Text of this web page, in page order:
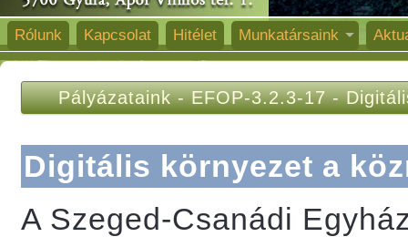
Rólunk Kapcsolat Hitélet Munkatársaink
Pályázataink-EFOP-3.2.3-17 -
Digitális környezet a
A Szeged-Csanádi